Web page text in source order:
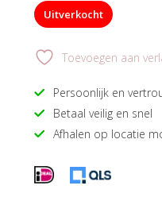
Uitverkocht
Toevoegen aan
Persoonlijk en
Betaal veilig en snel
Afhalen op locatie